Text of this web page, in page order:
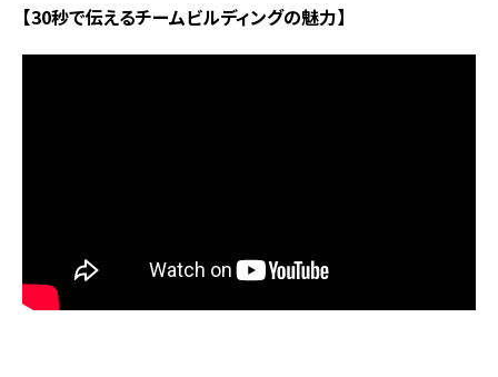
【30秒で伝えるチームビルディングの魅力】